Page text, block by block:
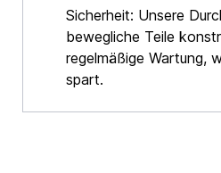
Sicherheit: Unsere
bewegliche Teile
regelmäßige Wartung,
spart.